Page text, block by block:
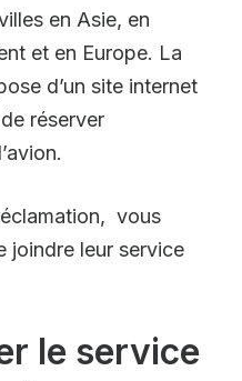
en Asie, en
et en Europe. La
d’un site internet
réserver
vous
joindre leur service
le service